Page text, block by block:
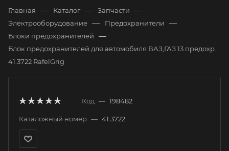
Главная — Каталог — Запчасти —
Электрооборудование — Предохранители —
Блоки предохранителей —
Блок предохранителей для автомобиля ВАЗ,ГАЗ 13 предохр.
41.3722 RafelGrig
Код — 198482
Каталожный номер — 41.3722